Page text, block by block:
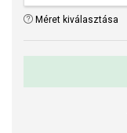
Méret kiválasztása